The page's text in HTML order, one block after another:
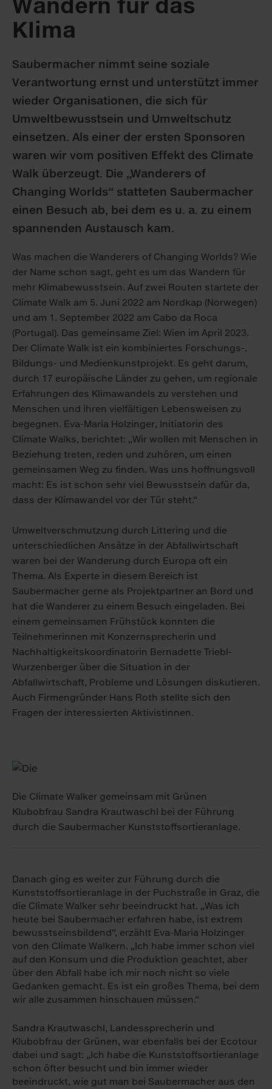
Wandern für das
Klima
Saubermacher nimmt seine soziale
Verantwortung ernst und unterstützt immer
wieder Organisationen, die sich für
Umweltbewusstsein und Umweltschutz
einsetzen. Als einer der ersten Sponsoren
waren wir vom positiven Effekt des Climate
Walk überzeugt. Die „Wanderers of
Changing Worlds“ statteten Saubermacher
einen Besuch ab, bei dem es u. a. zu einem
spannenden Austausch kam.
Was machen die Wanderers of Changing Worlds? Wie
der Name schon sagt, geht es um das Wandern für
mehr Klimabewusstsein. Auf zwei Routen startete der
Climate Walk am 5. Juni 2022 am Nordkap (Norwegen)
und am 1. September 2022 am Cabo da Roca
(Portugal). Das gemeinsame Ziel: Wien im April 2023.
Der Climate Walk ist ein kombiniertes Forschungs-,
Bildungs- und Medienkunstprojekt. Es geht darum,
durch 17 europäische Länder zu gehen, um regionale
Erfahrungen des Klimawandels zu verstehen und
Menschen und ihren vielfältigen Lebensweisen zu
begegnen. Eva-Maria Holzinger, Initiatorin des
Climate Walks, berichtet: „Wir wollen mit Menschen in
Beziehung treten, reden und zuhören, um einen
gemeinsamen Weg zu finden. Was uns hoffnungsvoll
macht: Es ist schon sehr viel Bewusstsein dafür da,
dass der Klimawandel vor der Tür steht.“
Umweltverschmutzung durch Littering und die
unterschiedlichen Ansätze in der Abfallwirtschaft
waren bei der Wanderung durch Europa oft ein
Thema. Als Experte in diesem Bereich ist
Saubermacher gerne als Projektpartner an Bord und
hat die Wanderer zu einem Besuch eingeladen. Bei
einem gemeinsamen Frühstück konnten die
Teilnehmerinnen mit Konzernsprecherin und
Nachhaltigkeitskoordinatorin Bernadette Triebl-
Wurzenberger über die Situation in der
Abfallwirtschaft, Probleme und Lösungen diskutieren.
Auch Firmengründer Hans Roth stellte sich den
Fragen der interessierten Aktivistinnen.
Die Climate Walker gemeinsam mit Grünen
Klubobfrau Sandra Krautwaschl bei der Führung
durch die Saubermacher Kunststoffsortieranlage.
Danach ging es weiter zur Führung durch die
Kunststoffsortieranlage in der Puchstraße in Graz, die
die Climate Walker sehr beeindruckt hat. „Was ich
heute bei Saubermacher erfahren habe, ist extrem
bewusstseinsbildend“, erzählt Eva-Maria Holzinger
von den Climate Walkern. „Ich habe immer schon viel
auf den Konsum und die Produktion geachtet, aber
über den Abfall habe ich mir noch nicht so viele
Gedanken gemacht. Es ist ein großes Thema, bei dem
wir alle zusammen hinschauen müssen.“
Sandra Krautwaschl, Landessprecherin und
Klubobfrau der Grünen, war ebenfalls bei der Ecotour
dabei und sagt: „Ich habe die Kunststoffsortieranlage
schon öfter besucht und bin immer wieder
beeindruckt, wie gut man bei Saubermacher aus den